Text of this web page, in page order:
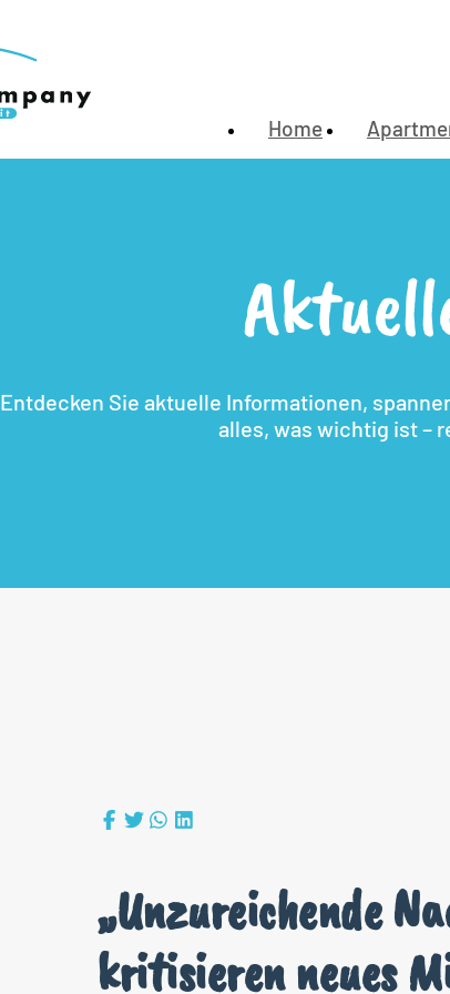
Home
Entdecken Sie aktuelle Informationen,
alles, was wichtig ist –
„Unzureichende
kritisieren neues